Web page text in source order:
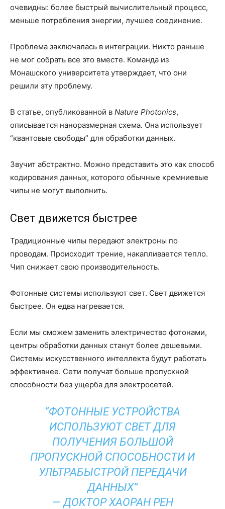
очевидны: более быстрый вычислительный процесс,
меньше потребления энергии, лучшее соединение.
Проблема заключалась в интеграции. Никто раньше
не мог собрать все это вместе. Команда из
Монашского университета утверждает, что они
решили эту проблему.
В статье, опубликованной в Nature Photonics,
описывается наноразмерная схема. Она использует
“квантовые свободы” для обработки данных.
Звучит абстрактно. Можно представить это как способ
кодирования данных, которого обычные кремниевые
чипы не могут выполнить.
Свет движется быстрее
Традиционные чипы передают электроны по
проводам. Происходит трение, накапливается тепло.
Чип снижает свою производительность.
Фотонные системы используют свет. Свет движется
быстрее. Он едва нагревается.
Если мы сможем заменить электричество фотонами,
центры обработки данных станут более дешевыми.
Системы искусственного интеллекта будут работать
эффективнее. Сети получат больше пропускной
способности без ущерба для электросетей.
“ФОТОННЫЕ УСТРОЙСТВА
ИСПОЛЬЗУЮТ СВЕТ ДЛЯ
ПОЛУЧЕНИЯ БОЛЬШОЙ
ПРОПУСКНОЙ СПОСОБНОСТИ И
УЛЬТРАБЫСТРОЙ ПЕРЕДАЧИ
ДАННЫХ”
— ДОКТОР ХАОРАН РЕН